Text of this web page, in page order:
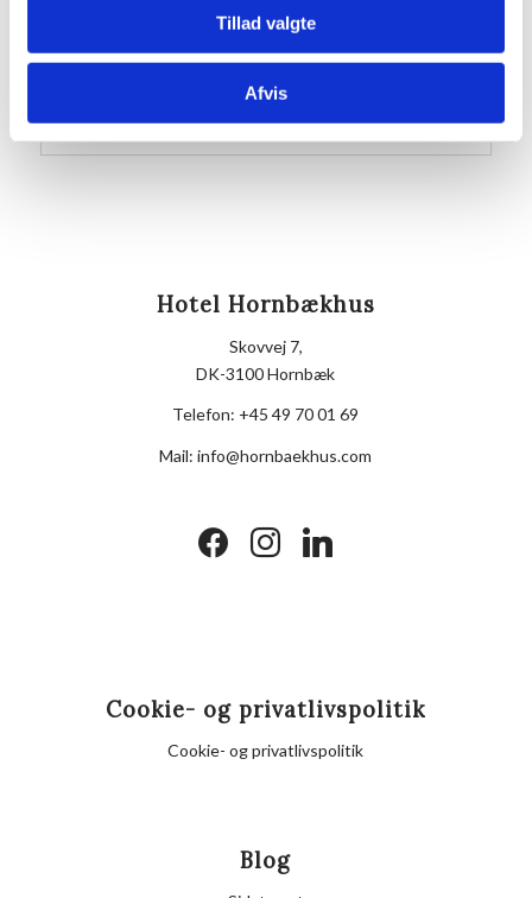
Tillad valgte
Afvis
Hotel Hornbækhus
Skovvej 7,
DK-3100 Hornbæk
Telefon: +45 49 70 01 69
Mail:info@hornbaekhus.com
facebookinstagramlinkedin
Cookie- og privatlivspolitik
Cookie- og privatlivspolitik
Blog